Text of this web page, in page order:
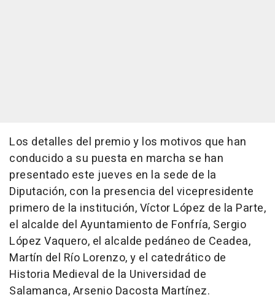
Los detalles del premio y los motivos que han
conducido a su puesta en marcha se han
presentado este jueves en la sede de la
Diputación, con la presencia del vicepresidente
primero de la institución, Víctor López de la Parte,
el alcalde del Ayuntamiento de Fonfría, Sergio
López Vaquero, el alcalde pedáneo de Ceadea,
Martín del Río Lorenzo, y el catedrático de
Historia Medieval de la Universidad de
Salamanca, Arsenio Dacosta Martínez.